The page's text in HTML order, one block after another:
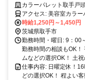
時間の相談もOK！扶養内
カラーパレット取手戸
アクセス: 美容室カラーパレット取手戸頭店 茨城県取手市戸頭7-2-5
時給1,250円～1,450円
茨城県取手市
勤務時間・曜日: 9：00
勤務時間の相談もOK！
ムなどの選択OK！ 土
仕事内容: 日曜定休！
どの選択OK！ 程よい